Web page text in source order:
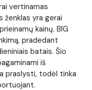
vertinamas
ženklas yra gerai
kainų. BIG
pradedant
batais. Šio
iš
praslysti, todėl tinka